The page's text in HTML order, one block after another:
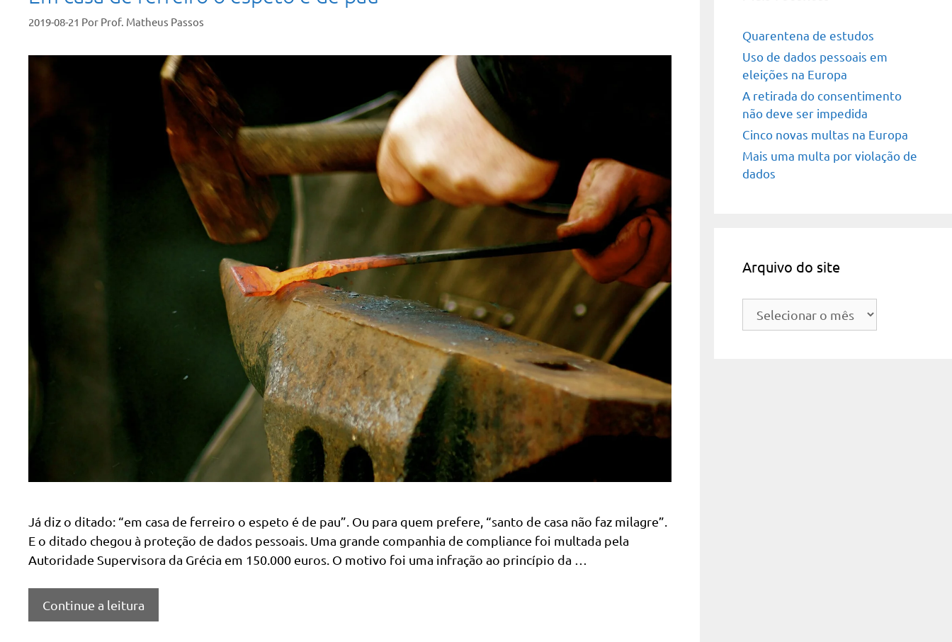
2019-08-21 Por Prof. Matheus Passos
Já diz o ditado: “em casa de ferreiro o espeto é de pau”. Ou para quem prefere, “santo de casa não faz milagre”.
E o ditado chegou à proteção de dados pessoais. Uma grande companhia de compliance foi multada pela
Autoridade Supervisora da Grécia em 150.000 euros. O motivo foi uma infração ao princípio da …
Continue a leitura
Quarentena de estudos
Uso de dados pessoais em
eleições na Europa
A retirada do consentimento
não deve ser impedida
Cinco novas multas na Europa
Mais uma multa por violação de
dados
Arquivo do site
Arquivo